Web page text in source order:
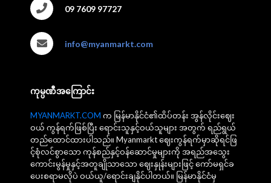
09 7609 97727
info@myanmarkt.com
ကုမ္ပဏီအကြောင်း
MYANMARKT.COM က မြန်မာနိုင်ငံ၏ထိပ်တန်း အွန်လိုင်းဈေး
ဝယ် ကွန်ရက်ဖြစ်ပြီး ရောင်းသူနှင့်ဝယ်သူများ အတွက် ရည်ရွယ်
တည်ထောင်ထားပါသည်။ Myanmarkt ဈေးကွန်ရက်မှာဆိုရင်ဖြ
င့်စုံလင်စွာသော ကုန်စည်နှင့်ဝန်ဆောင်မှုများကို အရည်အသွေး
ကောင်းမွန်မှုနှင့်အတူချိုသာသော ဈေးနှုန်းများဖြင့် ကော်မရှင်ခ
ပေးစရာမလိုပဲ ဝယ်ယူ/ရောင်းချနိုင်ပါတယ်။ မြန်မာနိုင်ငံမှ